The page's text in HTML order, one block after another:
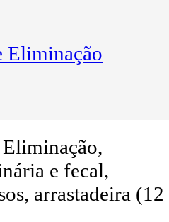
Eliminação
Eliminação,
e fecal,
arrastadeira (12